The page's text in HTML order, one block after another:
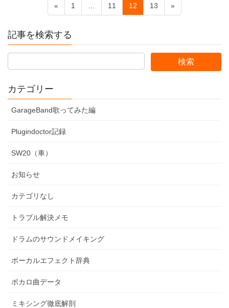
の
ペ
送
り
«
固
定
ジ
1
固
定
ジ
11
固
定
ジ
12
固
定
ジ
13 »
記事を検索する
カテゴリー
GarageBand歌ってみた編
Plugindoctor記録
SW20（車）
お知らせ
カテゴリなし
トラブル解決メモ
ドラムのサウンドメイキング
ボーカルエフェクト辞典
ボカロ曲データ
ミキシング徹底解剖